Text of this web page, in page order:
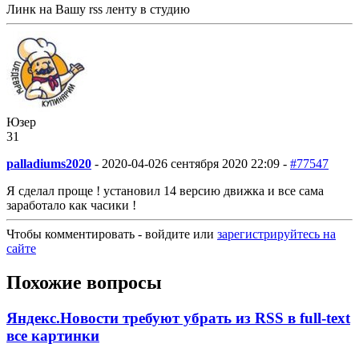
Линк на Вашу rss ленту в студию
Юзер
31
palladiums2020 - 2020-04-026 сентября 2020 22:09 - #77547
Я сделал проще ! установил 14 версию движка и все сама
заработало как часики !
Чтобы комментировать - войдите или зарегистрируйтесь на
сайте
Похожие вопросы
Яндекс.Новости требуют убрать из RSS в full-text
все картинки